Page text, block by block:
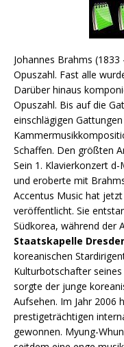
Johannes Brahms
Opuszahl. Fast alle
Darüber hinaus
Opuszahl. Bis auf die
einschlägigen
Schaffen. Den größten
Sein 1. Klavierkonzert
und eroberte mit
Accentus Music hat
veröffentlicht. Sie
Südkorea, während der
Staatskapelle
koreanischen
Kulturbotschafter
sorgte der junge
Aufsehen. Im Jahr 2006
prestigeträchtigen
gewonnen. Myung-